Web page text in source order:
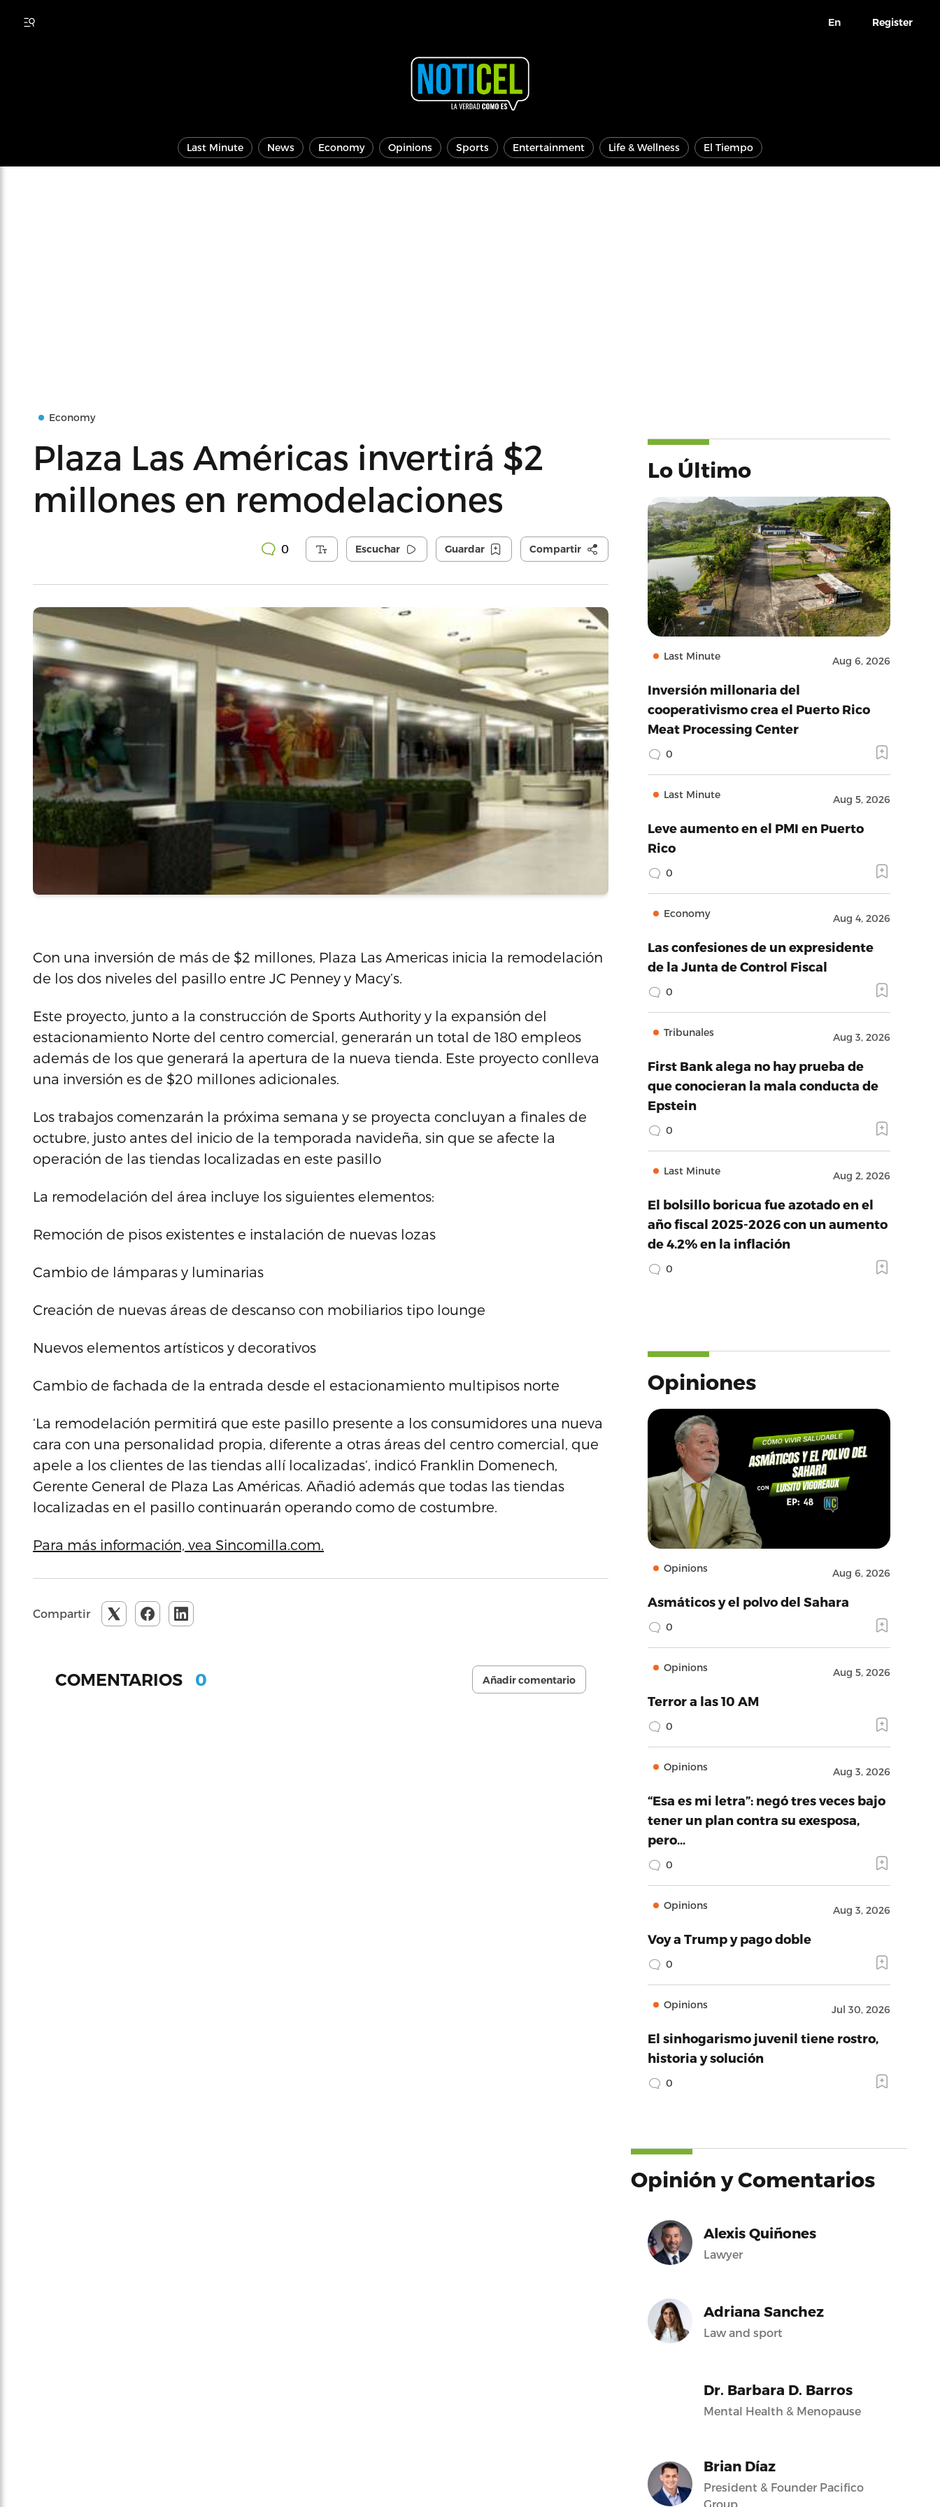
En Register
Last Minute News Economy Opinions Sports Entertainment Life & Wellness El Tiempo
Economy
Plaza Las Américas invertirá $2
millones en remodelaciones
0 Escuchar Guardar Compartir
Con una inversión de más de $2 millones, Plaza Las Americas inicia la remodelación
de los dos niveles del pasillo entre JC Penney y Macy’s.
Este proyecto, junto a la construcción de Sports Authority y la expansión del
estacionamiento Norte del centro comercial, generarán un total de 180 empleos
además de los que generará la apertura de la nueva tienda. Este proyecto conlleva
una inversión es de $20 millones adicionales.
Los trabajos comenzarán la próxima semana y se proyecta concluyan a finales de
octubre, justo antes del inicio de la temporada navideña, sin que se afecte la
operación de las tiendas localizadas en este pasillo
La remodelación del área incluye los siguientes elementos:
Remoción de pisos existentes e instalación de nuevas lozas
Cambio de lámparas y luminarias
Creación de nuevas áreas de descanso con mobiliarios tipo lounge
Nuevos elementos artísticos y decorativos
Cambio de fachada de la entrada desde el estacionamiento multipisos norte
‘La remodelación permitirá que este pasillo presente a los consumidores una nueva
cara con una personalidad propia, diferente a otras áreas del centro comercial, que
apele a los clientes de las tiendas allí localizadas’, indicó Franklin Domenech,
Gerente General de Plaza Las Américas. Añadió además que todas las tiendas
localizadas en el pasillo continuarán operando como de costumbre.
Para más información, vea Sincomilla.com.
Compartir
COMENTARIOS 0 Añadir comentario
Lo Último
Last Minute Aug 6, 2026
Inversión millonaria del
cooperativismo crea el Puerto Rico
Meat Processing Center
0
Last Minute Aug 5, 2026
Leve aumento en el PMI en Puerto
Rico
0
Economy Aug 4, 2026
Las confesiones de un expresidente
de la Junta de Control Fiscal
0
Tribunales Aug 3, 2026
First Bank alega no hay prueba de
que conocieran la mala conducta de
Epstein
0
Last Minute Aug 2, 2026
El bolsillo boricua fue azotado en el
año fiscal 2025-2026 con un aumento
de 4.2% en la inflación
0
Opiniones
Opinions Aug 6, 2026
Asmáticos y el polvo del Sahara
0
Opinions Aug 5, 2026
Terror a las 10 AM
0
Opinions Aug 3, 2026
“Esa es mi letra”: negó tres veces bajo
tener un plan contra su exesposa,
pero…
0
Opinions Aug 3, 2026
Voy a Trump y pago doble
0
Opinions Jul 30, 2026
El sinhogarismo juvenil tiene rostro,
historia y solución
0
Opinión y Comentarios
Alexis Quiñones
Lawyer
Adriana Sanchez
Law and sport
Dr. Barbara D. Barros
Mental Health & Menopause
Brian Díaz
President & Founder Pacifico
Group